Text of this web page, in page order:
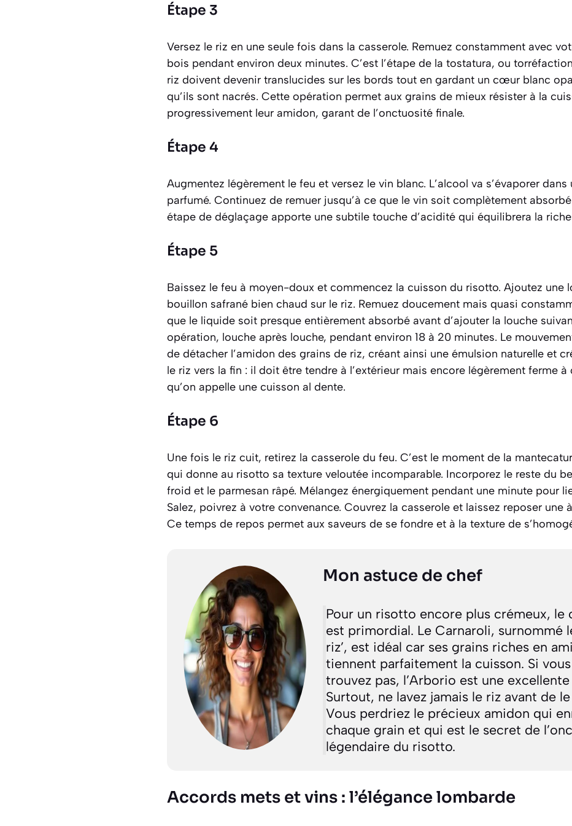
Étape 3
Versez le riz en une seule fois dans la casserole. Remuez constamment avec
bois pendant environ deux minutes. C’est l’étape de la tostatura, ou
riz doivent devenir translucides sur les bords tout en gardant un cœur blanc
qu’ils sont nacrés. Cette opération permet aux grains de mieux résister à la
progressivement leur amidon, garant de l’onctuosité finale.
Étape 4
Augmentez légèrement le feu et versez le vin blanc. L’alcool va s’évaporer
parfumé. Continuez de remuer jusqu’à ce que le vin soit complètement
étape de déglaçage apporte une subtile touche d’acidité qui équilibrera la
Étape 5
Baissez le feu à moyen-doux et commencez la cuisson du risotto. Ajoutez une
bouillon safrané bien chaud sur le riz. Remuez doucement mais quasi
que le liquide soit presque entièrement absorbé avant d’ajouter la louche
opération, louche après louche, pendant environ 18 à 20 minutes. Le
de détacher l’amidon des grains de riz, créant ainsi une émulsion naturelle et
le riz vers la fin : il doit être tendre à l’extérieur mais encore légèrement ferme
qu’on appelle une cuisson al dente.
Étape 6
Une fois le riz cuit, retirez la casserole du feu. C’est le moment de la
qui donne au risotto sa texture veloutée incomparable. Incorporez le reste du
froid et le parmesan râpé. Mélangez énergiquement pendant une minute pour
Salez, poivrez à votre convenance. Couvrez la casserole et laissez reposer une
Ce temps de repos permet aux saveurs de se fondre et à la texture de
Mon astuce de chef
Pour un risotto encore plus crémeux, le
est primordial. Le Carnaroli, surnommé
riz’, est idéal car ses grains riches en
tiennent parfaitement la cuisson. Si vous
trouvez pas, l’Arborio est une
Surtout, ne lavez jamais le riz avant de
Vous perdriez le précieux amidon qui
chaque grain et qui est le secret de
légendaire du risotto.
Accords mets et vins : l’élégance lombarde